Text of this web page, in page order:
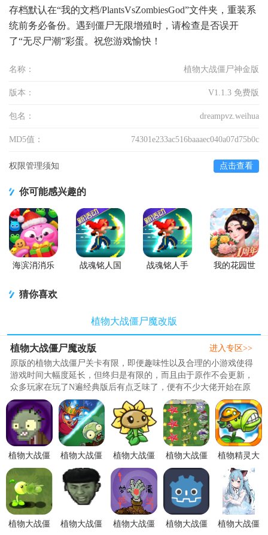
存档默认在“我的文档/PlantsVsZombiesGod”文件夹，重装系
统前务必备份。遇到僵尸无限增殖时，请检查是否误开
了“无尽尸潮”彩蛋。祝您游戏愉快！
名称： 植物大战僵尸神金版
版本： V1.1.3 免费版
包名： dreampvz.weihua
MD5值： 74301e233ac516baaaec040a07d75b0c
权限管理须知 点击查看
你可能感兴趣的
海滨消消乐
战魂铭人国
战魂铭人手
我的花园世
猜你喜欢
植物大战僵尸魔改版
植物大战僵尸魔改版
原版的植物大战僵尸关卡有限，即便趣味性以及合理的小游戏使得
游戏时间大幅度延长，但终归是有限的，而且由于原作不会更新，
众多玩家在玩了N遍经典版后有点乏味了，便有不少大佬开始在原
作的游戏基础上进行强化修改，今天就分享给大家一些魔改过的版
本，这里拥有萌呆的丧尸形象，还有很多武器，公游戏玩法和植物
大战僵尸一样，根据点一下就能操纵两侧作战，并且游戏中还有着
各种不同的有趣内容，想快速度过无聊时光的话，喜爱玩塔..
进入专区>>
植物大战僵
尸变革v1.0
最新版
植物大战僵
尸部落1.0最
植物大战僵
尸EWv1.0
安卓最新版
植物大战僵
尸卡通版关
卡解锁版
1.9.4最新
植物精灵大
战僵尸合体
版1.0 最新
版
植物大战僵
植物大战僵
植物大战僵
植物大战僵
植物大战僵